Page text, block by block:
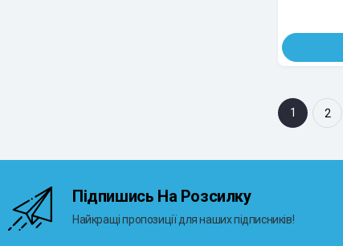
1 2
Підпишись На Розсилку
Найкращі пропозиції для наших підписників!